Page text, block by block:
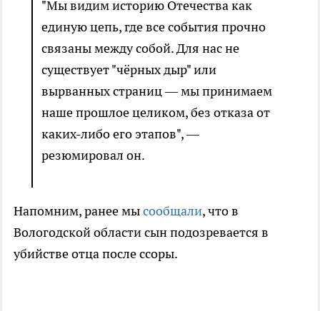
"Мы видим историю Отечества как
единую цепь, где все события прочно
связаны между собой. Для нас не
существует "чёрных дыр" или
вырванных страниц — мы принимаем
наше прошлое целиком, без отказа от
каких-либо его этапов", —
резюмировал он.
Напомним, ранее мысообщали, что в
Вологодской области сын подозревается в
убийстве отца после ссоры.